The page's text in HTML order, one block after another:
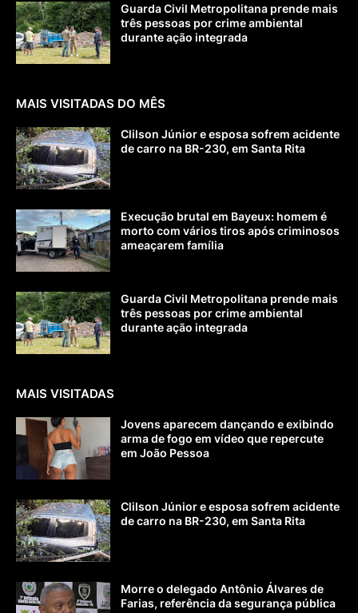
Guarda Civil Metropolitana prende mais
três pessoas por crime ambiental
durante ação integrada
MAIS VISITADAS DO MÊS
Clilson Júnior e esposa sofrem acidente
de carro na BR-230, em Santa Rita
Execução brutal em Bayeux: homem é
morto com vários tiros após criminosos
ameaçarem família
Guarda Civil Metropolitana prende mais
três pessoas por crime ambiental
durante ação integrada
MAIS VISITADAS
Jovens aparecem dançando e exibindo
arma de fogo em vídeo que repercute
em João Pessoa
Clilson Júnior e esposa sofrem acidente
de carro na BR-230, em Santa Rita
Morre o delegado Antônio Álvares de
Farias, referência da segurança pública